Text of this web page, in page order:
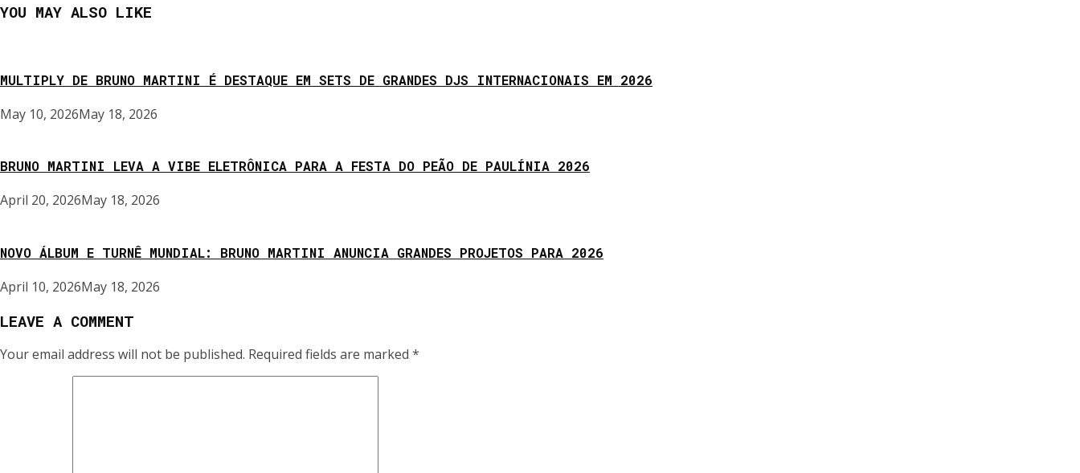
YOU MAY ALSO LIKE
MULTIPLY DE BRUNO MARTINI É DESTAQUE EM SETS DE GRANDES DJS INTERNACIONAIS EM 2026
May 10, 2026May 18, 2026
BRUNO MARTINI LEVA A VIBE ELETRÔNICA PARA A FESTA DO PEÃO DE PAULÍNIA 2026
April 20, 2026May 18, 2026
NOVO ÁLBUM E TURNÊ MUNDIAL: BRUNO MARTINI ANUNCIA GRANDES PROJETOS PARA 2026
April 10, 2026May 18, 2026
LEAVE A COMMENT
Your email address will not be published. Required fields are marked *